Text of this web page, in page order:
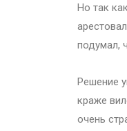
Но так
подумал,
Решение
краже
очень